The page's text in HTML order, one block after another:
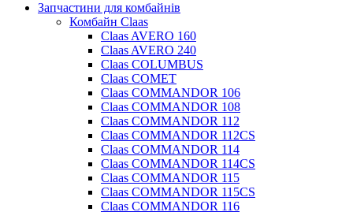
Запчастини для комбайнів
Комбайн Claas
Claas AVERO 160
Claas AVERO 240
Claas COLUMBUS
Claas COMET
Claas COMMANDOR 106
Claas COMMANDOR 108
Claas COMMANDOR 112
Claas COMMANDOR 112CS
Claas COMMANDOR 114
Claas COMMANDOR 114CS
Claas COMMANDOR 115
Claas COMMANDOR 115CS
Claas COMMANDOR 116